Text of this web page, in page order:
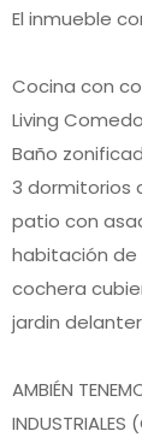
El inmueble
Cocina con
Living
Baño
3 dormitorios
patio con
habitación de
cochera
jardin
AMBIÉN
INDUSTRIALES